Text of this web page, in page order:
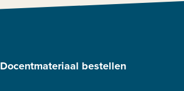
Docentmateriaal bestellen